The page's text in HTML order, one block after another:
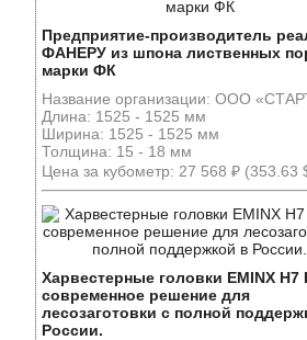
Предприятие-производитель
ФАНЕРУ из шпона лиственных
марки ФК
Название организации: ООО
Длина: 1525 - 1525 мм
Ширина: 1525 - 1525 мм
Толщина: 15 - 18 мм
Цена за кубометр: 27 568 ₽ (353.63
Харвестерные головки EMINX
современное решение для
лесозаготовки с полной
России.